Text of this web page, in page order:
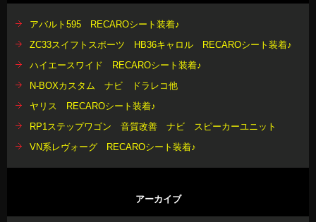
アバルト595 RECAROシート装着♪
ZC33スイフトスポーツ HB36キャロル RECAROシート装着♪
ハイエースワイド RECAROシート装着♪
N-BOXカスタム ナビ ドラレコ他
ヤリス RECAROシート装着♪
RP1ステップワゴン 音質改善 ナビ スピーカーユニット
VN系レヴォーグ RECAROシート装着♪
アーカイブ